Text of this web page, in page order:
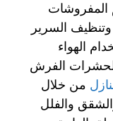
المفروشات
السرير
الهواء
الفرش
من خلال
والفلل